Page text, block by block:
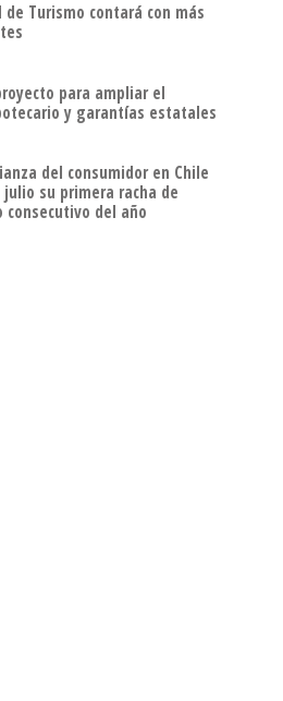
de Turismo contará con más
para ampliar el
y garantías estatales
del consumidor en Chile
su primera racha de
consecutivo del año